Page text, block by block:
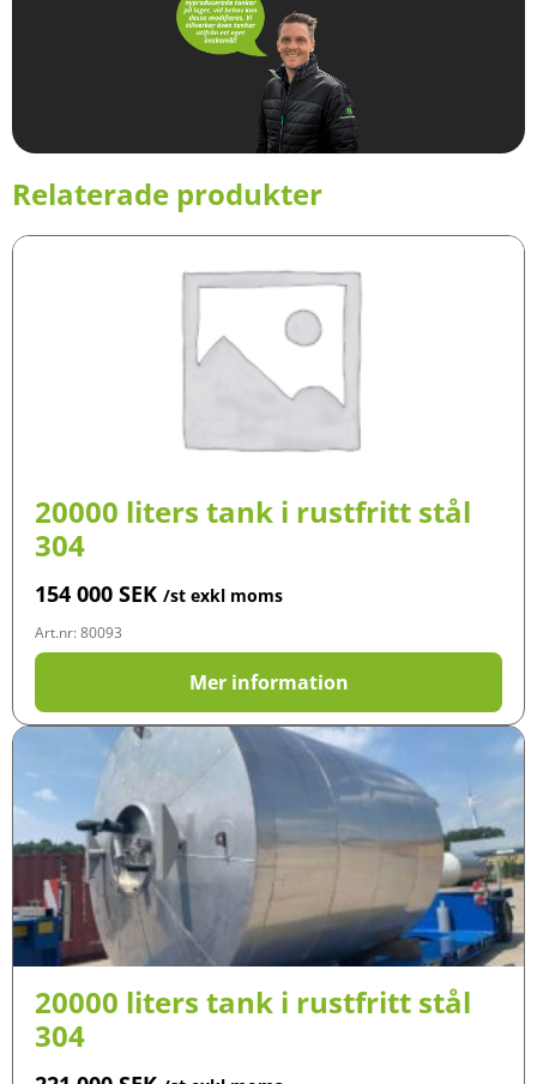
Relaterade produkter
20000 liters tank i rustfritt stål
304
154 000 SEK /st exkl moms
Art.nr: 80093
Mer information
20000 liters tank i rustfritt stål
304